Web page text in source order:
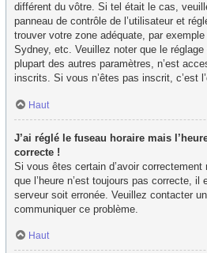
différent du vôtre. Si tel était le cas,
panneau de contrôle de l’utilisateur et
trouver votre zone adéquate, par
Sydney, etc. Veuillez noter que le
plupart des autres paramètres, n’est
inscrits. Si vous n’êtes pas inscrit, c’est
Haut
J’ai réglé le fuseau horaire mais
correcte !
Si vous êtes certain d’avoir correctement
que l’heure n’est toujours pas correcte, il
serveur soit erronée. Veuillez contacter
communiquer ce problème.
Haut